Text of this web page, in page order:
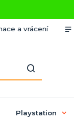
a vrácení
Playstation